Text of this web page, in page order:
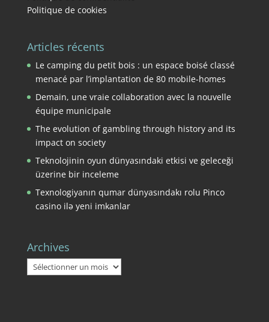
Politique de cookies
Articles récents
Le camping du petit bois : un espace boisé classé
menacé par l’implantation de 80 mobile-homes
Demain, une vraie collaboration avec la nouvelle
équipe municipale
The evolution of gambling through history and its
impact on society
Teknolojinin oyun dünyasındaki etkisi ve geleceği
üzerine bir inceleme
Texnologiyanın qumar dünyasındakı rolu Pinco
casino ilə yeni imkanlar
Archives
Archives